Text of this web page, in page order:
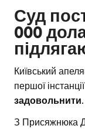
Суд
000
Київський
першої
задовольнити
З Присяжнюка